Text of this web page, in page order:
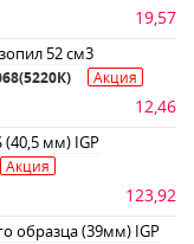
19,57
52 см3
Акция
12,46
(40,5 мм) IGP
Акция
123,92
образца (39мм) IGP